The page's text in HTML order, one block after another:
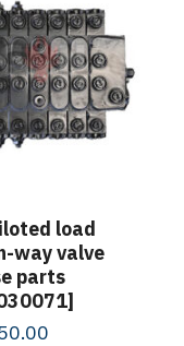
load
way valve
parts